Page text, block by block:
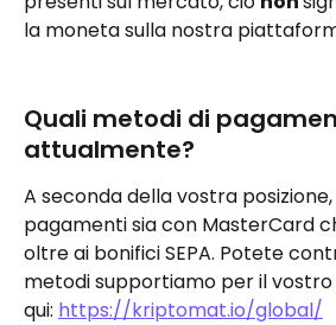
la moneta sulla nostra
Quali metodi di
attualmente?
A seconda della vostra
pagamenti sia con MasterCard
oltre ai bonifici SEPA. Potete
metodi supportiamo per il
qui: https://kriptomat.io/global/